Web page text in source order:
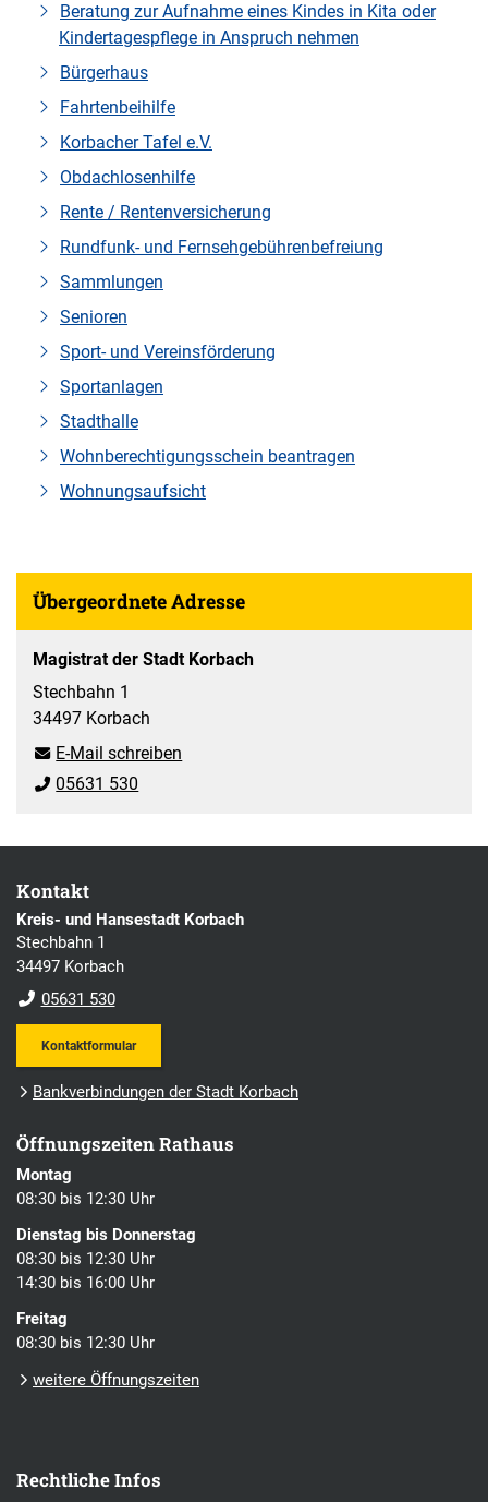
Beratung zur Aufnahme eines Kindes in Kita oder
Kindertagespflege in Anspruch nehmen
Bürgerhaus
Fahrtenbeihilfe
Korbacher Tafel e.V.
Obdachlosenhilfe
Rente / Rentenversicherung
Rundfunk- und Fernsehgebührenbefreiung
Sammlungen
Senioren
Sport- und Vereinsförderung
Sportanlagen
Stadthalle
Wohnberechtigungsschein beantragen
Wohnungsaufsicht
Übergeordnete Adresse
Magistrat der Stadt Korbach
Stechbahn 1
34497 Korbach
E-Mail schreiben
05631 530
Kontakt
Kreis- und Hansestadt Korbach
Stechbahn 1
34497 Korbach
05631 530
Kontaktformular
Bankverbindungen der Stadt Korbach
Öffnungszeiten Rathaus
Montag
08:30 bis 12:30 Uhr
Dienstag bis Donnerstag
08:30 bis 12:30 Uhr
14:30 bis 16:00 Uhr
Freitag
08:30 bis 12:30 Uhr
weitere Öffnungszeiten
Rechtliche Infos